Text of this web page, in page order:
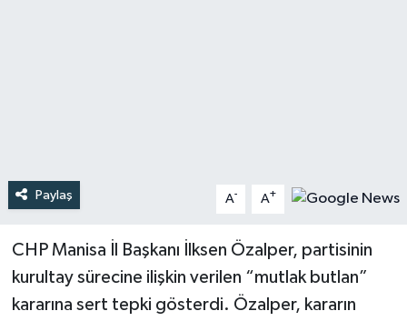
Paylaş A- A+
CHP Manisa İl Başkanı İlksen Özalper, partisinin
kurultay sürecine ilişkin verilen “mutlak butlan”
kararına sert tepki gösterdi. Özalper, kararın